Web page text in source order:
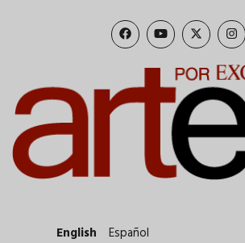
English Español